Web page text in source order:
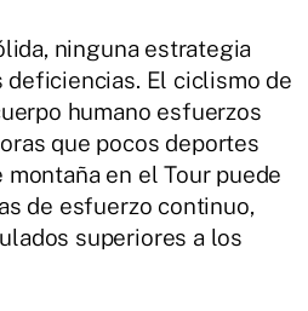
ninguna estrategia
deficiencias. El ciclismo de
humano esfuerzos
que pocos deportes
montaña en el Tour puede
de esfuerzo continuo,
superiores a los